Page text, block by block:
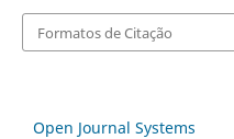
Formatos de Citação
Open Journal Systems